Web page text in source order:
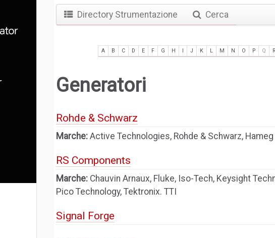
Directory Strumentazione Cerca
A B C D E F G H I J K L M N O P Q R
Generatori
Rohde & Schwarz
Marche: Active Technologies, Rohde & Schwarz, Hameg
RS Components
Marche: Chauvin Arnaux, Fluke, Iso-Tech, Keysight
Pico Technology, Tektronix. TTI
Signal Forge